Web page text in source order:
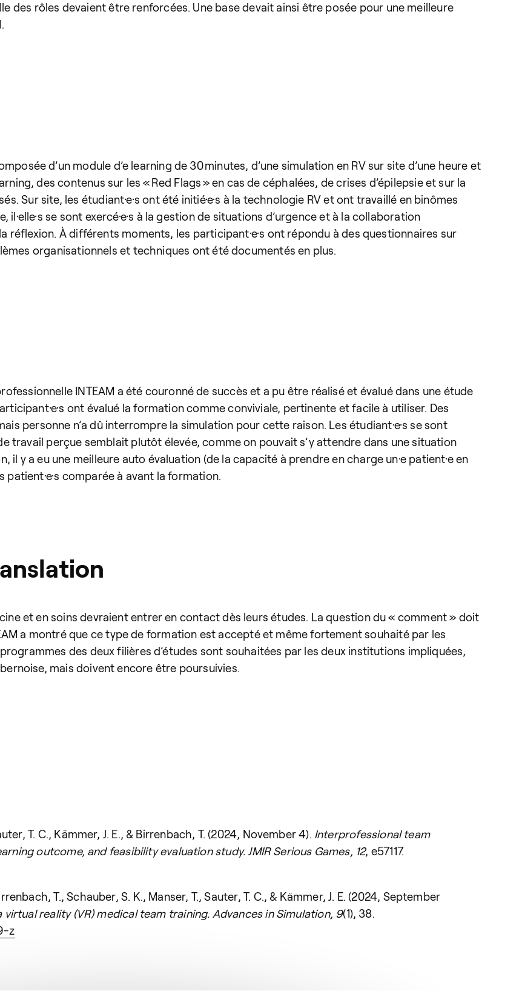
des rôles devaient être renforcées. Une base devait ainsi être posée pour une meilleure
d’un module d’e learning de 30 minutes, d’une simulation en RV sur site d’une heure et
des contenus sur les « Red Flags » en cas de céphalées, de crises d’épilepsie et sur la
Sur site, les étudiant·e·s ont été initié·e·s à la technologie RV et ont travaillé en binômes
se sont exercé·e·s à la gestion de situations d’urgence et à la collaboration
À différents moments, les participant·e·s ont répondu à des questionnaires sur
organisationnels et techniques ont été documentés en plus.
INTEAM a été couronné de succès et a pu être réalisé et évalué dans une étude
ont évalué la formation comme conviviale, pertinente et facile à utiliser. Des
personne n’a dû interrompre la simulation pour cette raison. Les étudiant·e·s se sont
de travail perçue semblait plutôt élevée, comme on pouvait s’y attendre dans une situation
il y a eu une meilleure auto évaluation (de la capacité à prendre en charge un·e patient·e en
comparée à avant la formation.
et en soins devraient entrer en contact dès leurs études. La question du « comment » doit
a montré que ce type de formation est accepté et même fortement souhaité par les
des deux filières d’études sont souhaitées par les deux institutions impliquées,
mais doivent encore être poursuivies.
T. C., Kämmer, J. E., & Birrenbach, T. (2024, November 4). Interprofessional team
outcome, and feasibility evaluation study.JMIR Serious Games, 12, e57117.
T., Schauber, S. K., Manser, T., Sauter, T. C., & Kämmer, J. E. (2024, September
virtual reality (VR) medical team training. Advances in Simulation, 9(1), 38.
z